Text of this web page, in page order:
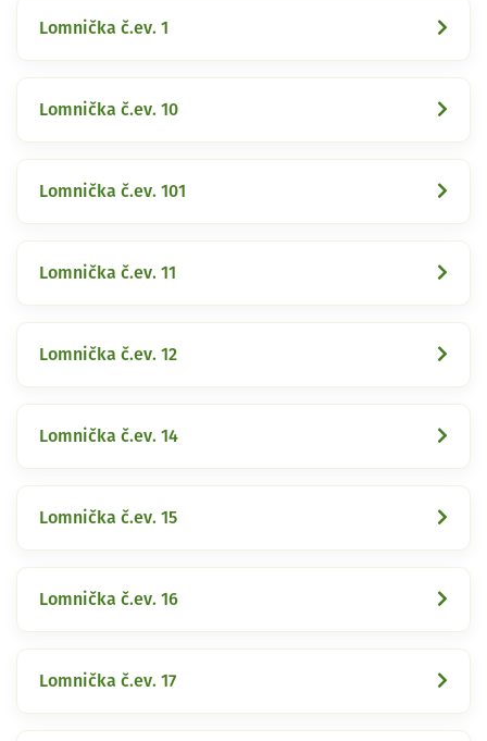
Lomnička č.ev. 1
Lomnička č.ev. 10
Lomnička č.ev. 101
Lomnička č.ev. 11
Lomnička č.ev. 12
Lomnička č.ev. 14
Lomnička č.ev. 15
Lomnička č.ev. 16
Lomnička č.ev. 17